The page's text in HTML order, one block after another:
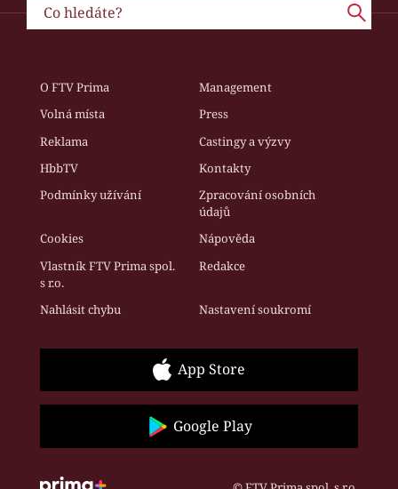
O FTV Prima
Management
Volná místa
Press
Reklama
Castingy a výzvy
HbbTV
Kontakty
Podmínky užívání
Zpracování osobních
údajů
Cookies
Nápověda
Vlastník FTV Prima spol.
s r.o.
Redakce
Nahlásit chybu Nastavení soukromí
App Store
Google Play